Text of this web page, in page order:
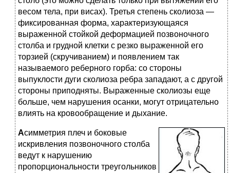
весом тела, при висах). Третья степень сколиоза —
фиксированная форма, характеризующаяся
выраженной стойкой деформацией позвоночного
столба и грудной клетки с резко выраженной его
торзией (скручиванием) и появлением так
называемого реберного горба: со стороны
выпуклости дуги сколиоза ребра западают, а с другой
стороны приподняты. Выраженные сколиозы еще
больше, чем нарушения осанки, могут отрицательно
влиять на кровообращение и дыхание.
Асимметрия плеч и боковые
искривления позвоночного столба
ведут к нарушению
пропорциональности треугольников